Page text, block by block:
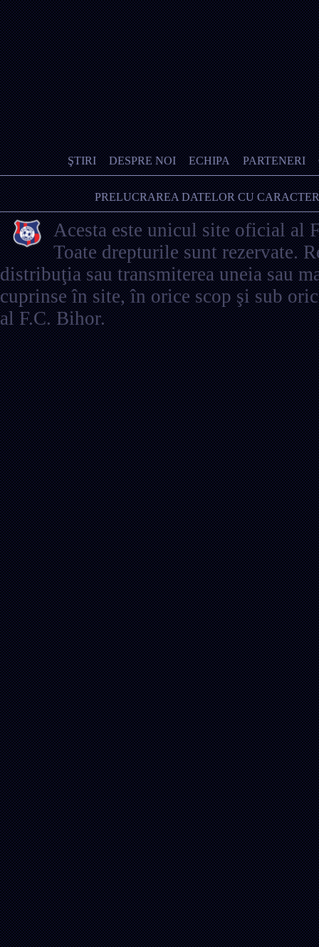
ŞTIRI DESPRE NOI ECHIPA PARTENERI
PRELUCRAREA DATELOR CU
Acesta este unicul site oficial al
Toate drepturile sunt rezervate.
distribuţia sau transmiterea uneia sau
cuprinse în site, în orice scop şi sub
al F.C. Bihor.